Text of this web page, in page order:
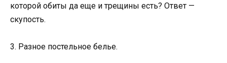
которой обиты да еще и трещины есть? Ответ —
скупость.
3. Разное постельное белье.